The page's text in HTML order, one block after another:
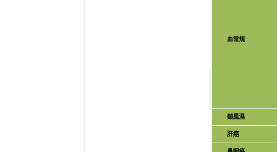
血常規
類風濕
肝癌